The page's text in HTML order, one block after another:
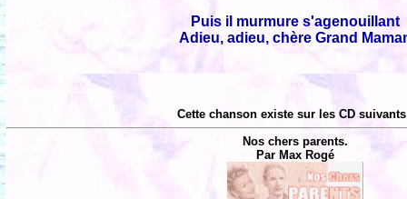
Puis il murmure s'agenouillant
Adieu, adieu, chère Grand
Cette chanson existe sur les CD
Nos chers parents.
Par Max Rogé